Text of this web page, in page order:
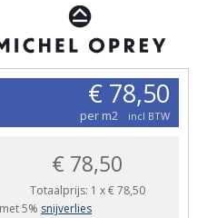
€ 78,50
per m2 incl BTW
€ 78,50
Totaalprijs: 1 x€ 78,50
5% snijverlies